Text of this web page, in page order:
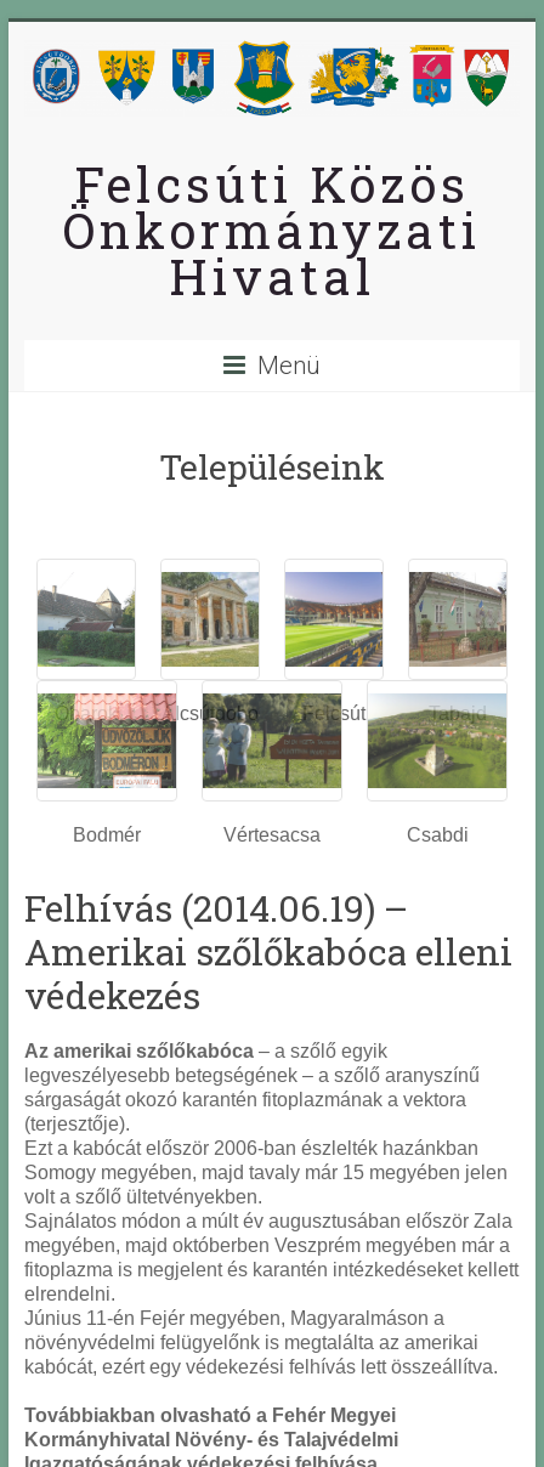
Felcsúti Közös
Önkormányzati
Hivatal
Menü
Településeink
Óbarok
Alcsútdobo
z
Felcsút Tabajd
Bodmér Vértesacsa Csabdi
Felhívás (2014.06.19) –
Amerikai szőlőkabóca elleni
védekezés
Az amerikai szőlőkabóca– a szőlő egyik
legveszélyesebb betegségének – a szőlő aranyszínű
sárgaságát okozó karantén fitoplazmának a vektora
(terjesztője).
Ezt a kabócát először 2006-ban észlelték hazánkban
Somogy megyében, majd tavaly már 15 megyében jelen
volt a szőlő ültetvényekben.
Sajnálatos módon a múlt év augusztusában először Zala
megyében, majd októberben Veszprém megyében már a
fitoplazma is megjelent és karantén intézkedéseket kellett
elrendelni.
Június 11-én Fejér megyében, Magyaralmáson a
növényvédelmi felügyelőnk is megtalálta az amerikai
kabócát, ezért egy védekezési felhívás lett összeállítva.
Továbbiakban olvasható a Fehér Megyei
Kormányhivatal Növény- és Talajvédelmi